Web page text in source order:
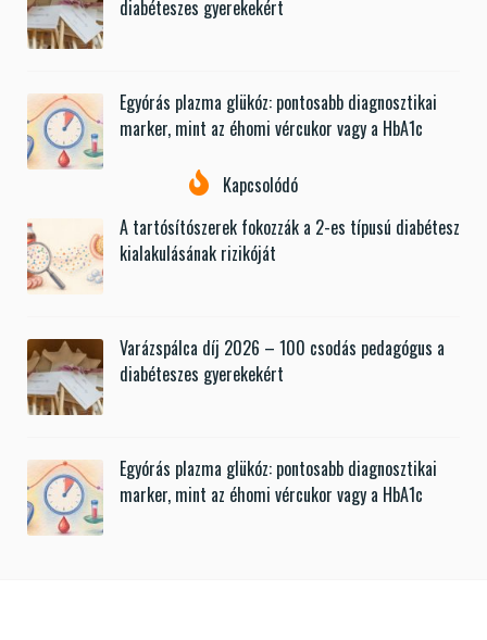
diabéteszes gyerekekért
Egyórás plazma glükóz: pontosabb diagnosztikai
marker, mint az éhomi vércukor vagy a HbA1c
Kapcsolódó
A tartósítószerek fokozzák a 2-es típusú diabétesz
kialakulásának rizikóját
Varázspálca díj 2026 – 100 csodás pedagógus a
diabéteszes gyerekekért
Egyórás plazma glükóz: pontosabb diagnosztikai
marker, mint az éhomi vércukor vagy a HbA1c